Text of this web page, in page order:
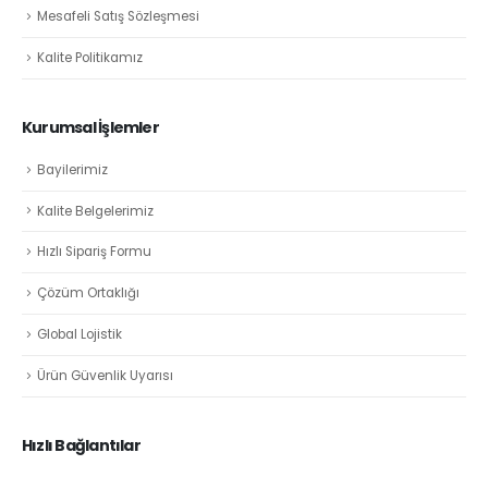
Mesafeli Satış Sözleşmesi
Kalite Politikamız
Kurumsal İşlemler
Bayilerimiz
Kalite Belgelerimiz
Hızlı Sipariş Formu
Çözüm Ortaklığı
Global Lojistik
Ürün Güvenlik Uyarısı
Hızlı Bağlantılar